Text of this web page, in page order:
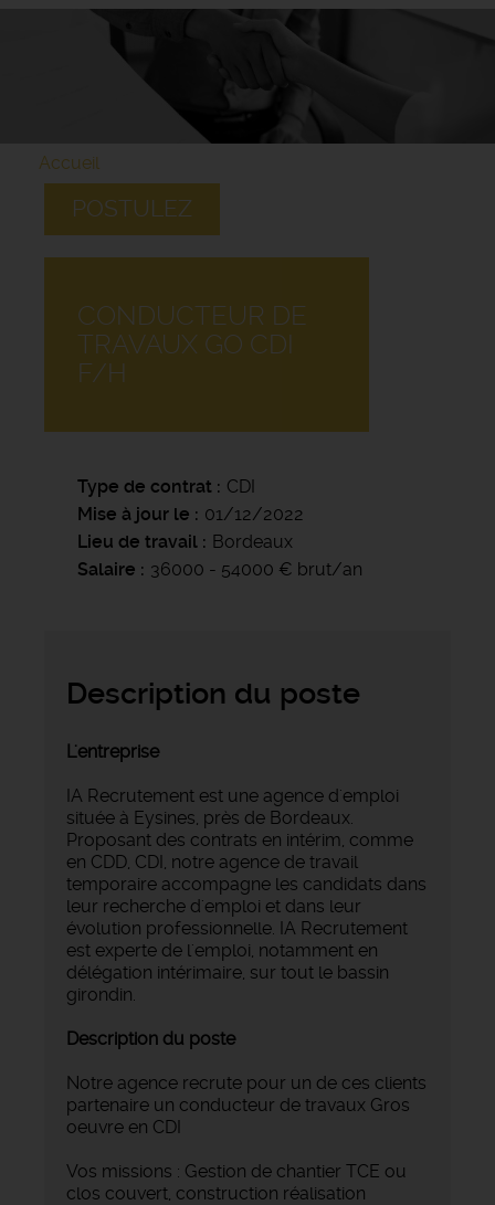
Accueil
POSTULEZ
CONDUCTEUR DE
TRAVAUX GO CDI
F/H
Type de contrat
CDI
Mise à jour le
01/12/2022
Lieu de travail
Bordeaux
Salaire
36000 - 54000 € brut/an
Description du poste
L'entreprise
IA Recrutement est une agence d'emploi
située à Eysines, près de Bordeaux.
Proposant des contrats en intérim, comme
en CDD, CDI, notre agence de travail
temporaire accompagne les candidats dans
leur recherche d'emploi et dans leur
évolution professionnelle. IA Recrutement
est experte de l'emploi, notamment en
délégation intérimaire, sur tout le bassin
girondin.
Description du poste
Notre agence recrute pour un de ces clients
partenaire un conducteur de travaux Gros
oeuvre en CDI
Vos missions : Gestion de chantier TCE ou
clos couvert, construction réalisation